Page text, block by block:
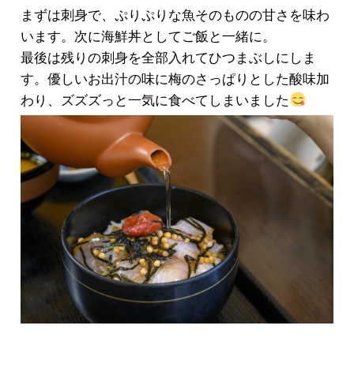
まずは刺身で、ぷりぷりな魚そのものの甘さを味わ
います。次に海鮮丼としてご飯と一緒に。
最後は残りの刺身を全部入れてひつまぶしにしま
す。優しいお出汁の味に梅のさっぱりとした酸味加
わり、ズズズっと一気に食べてしまいました